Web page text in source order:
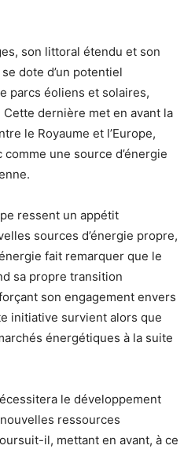
son littoral étendu et son
dote d’un potentiel
parcs éoliens et solaires,
Cette dernière met en avant la
le Royaume et l’Europe,
une source d’énergie
ressent un appétit
sources d’énergie propre,
fait remarquer que le
sa propre transition
son engagement envers
initiative survient alors que
énergétiques à la suite
le développement
ressources
il, mettant en avant, à ce